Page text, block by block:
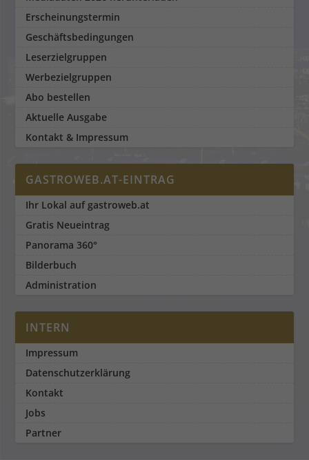
Erscheinungstermin
Geschäftsbedingungen
Leserzielgruppen
Werbezielgruppen
Abo bestellen
Aktuelle Ausgabe
Kontakt & Impressum
GASTROWEB.AT-EINTRAG
Ihr Lokal auf gastroweb.at
Gratis Neueintrag
Panorama 360°
Bilderbuch
Administration
INTERN
Impressum
Datenschutzerklärung
Kontakt
Jobs
Partner